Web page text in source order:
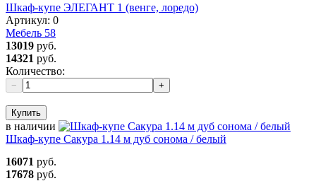
Шкаф-купе ЭЛЕГАНТ 1 (венге, лоредо)
Артикул: 0
Мебель 58
13019 руб.
14321 руб.
Количество:
− +
Купить
в наличии
Шкаф-купе Сакура 1.14 м дуб сонома / белый
16071 руб.
17678 руб.